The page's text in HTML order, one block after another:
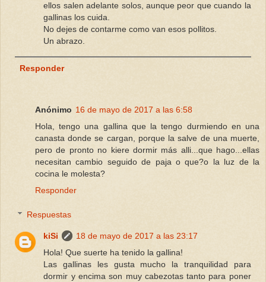
ellos salen adelante solos, aunque peor que cuando la
gallinas los cuida.
No dejes de contarme como van esos pollitos.
Un abrazo.
Responder
Anónimo 16 de mayo de 2017 a las 6:58
Hola, tengo una gallina que la tengo durmiendo en una
canasta donde se cargan, porque la salve de una muerte,
pero de pronto no kiere dormir más alli...que hago...ellas
necesitan cambio seguido de paja o que?o la luz de la
cocina le molesta?
Responder
Respuestas
kiSi
18 de mayo de 2017 a las 23:17
Hola! Que suerte ha tenido la gallina!
Las gallinas les gusta mucho la tranquilidad para
dormir y encima son muy cabezotas tanto para poner